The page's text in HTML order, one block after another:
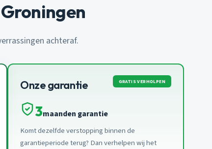
achteraf.
Onze garantie GRATIS VERHOLPEN
3maanden garantie
Komt dezelfde verstopping binnen de
garantieperiode terug? Dan verhelpen wij het